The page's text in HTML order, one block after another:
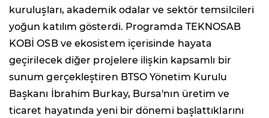
kuruluşları, akademik odalar ve sektör temsilcileri
yoğun katılım gösterdi. Programda TEKNOSAB
KOBİ OSB ve ekosistem içerisinde hayata
geçirilecek diğer projelere ilişkin kapsamlı bir
sunum gerçekleştiren BTSO Yönetim Kurulu
Başkanı İbrahim Burkay, Bursa'nın üretim ve
ticaret hayatında yeni bir dönemi başlattıklarını